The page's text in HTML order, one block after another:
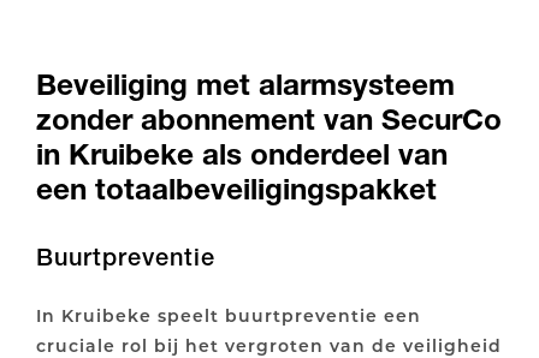
Beveiliging met alarmsysteem
zonder abonnement van SecurCo
in Kruibeke als onderdeel van
een totaalbeveiligingspakket
Buurtpreventie
In Kruibeke speelt buurtpreventie een
cruciale rol bij het vergroten van de veiligheid